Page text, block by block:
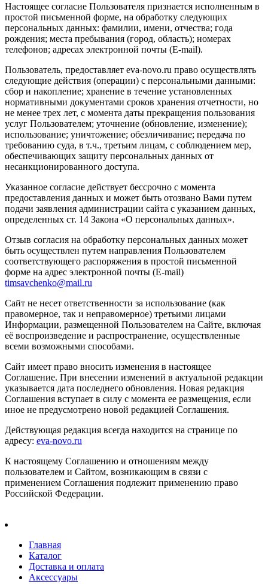
Настоящее согласие Пользователя признается исполненным в
простой письменной форме, на обработку следующих
персональных данных: фамилии, имени, отчества; года
рождения; места пребывания (город, область); номерах
телефонов; адресах электронной почты (E-mail).
Пользователь, предоставляет eva-novo.ru право осуществлять
следующие действия (операции) с персональными данными:
сбор и накопление; хранение в течение установленных
нормативными документами сроков хранения отчетности, но
не менее трех лет, с момента даты прекращения пользования
услуг Пользователем; уточнение (обновление, изменение);
использование; уничтожение; обезличивание; передача по
требованию суда, в т.ч., третьим лицам, с соблюдением мер,
обеспечивающих защиту персональных данных от
несанкционированного доступа.
Указанное согласие действует бессрочно с момента
предоставления данных и может быть отозвано Вами путем
подачи заявления администрации сайта с указанием данных,
определенных ст. 14 Закона «О персональных данных».
Отзыв согласия на обработку персональных данных может
быть осуществлен путем направления Пользователем
соответствующего распоряжения в простой письменной
форме на адрес электронной почты (E-mail)
timsavchenko@mail.ru
Сайт не несет ответственности за использование (как
правомерное, так и неправомерное) третьими лицами
Информации, размещенной Пользователем на Сайте, включая
её воспроизведение и распространение, осуществленные
всеми возможными способами.
Сайт имеет право вносить изменения в настоящее
Соглашение. При внесении изменений в актуальной редакции
указывается дата последнего обновления. Новая редакция
Соглашения вступает в силу с момента ее размещения, если
иное не предусмотрено новой редакцией Соглашения.
Действующая редакция всегда находится на странице по
адресу: eva-novo.ru
К настоящему Соглашению и отношениям между
пользователем и Сайтом, возникающим в связи с
применением Соглашения подлежит применению право
Российской Федерации.
Главная
Каталог
Доставка и оплата
Аксессуары